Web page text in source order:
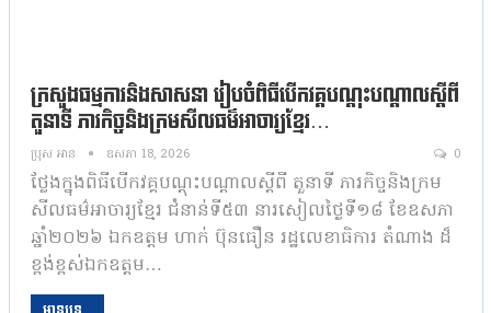
ក្រសួងធម្មការនិងសាសនា រៀបចំពិធីបើកវគ្គបណ្ដុះបណ្ដាលស្ដីពី
តួនាទី ភារកិច្ចនិងក្រមសីលធម៌អាចារ្យខ្មែរ…
ប្រុស អាន ឧសភា 18, 2026 0
ថ្លែងក្នុងពិធីបើកវគ្គបណ្ដុះបណ្ដាលស្ដីពី តួនាទី ភារកិច្ចនិងក្រម
សីលធម៌អាចារ្យខ្មែរ ជំនាន់ទី៥៣ នារសៀលថ្ងៃទី១៨ ខែឧសភា
ឆ្នាំ២០២៦ ឯកឧត្តម ហាក់ ប៊ុនធឿន រដ្ឋលេខាធិការ តំណាង ដ៏
ខ្ពង់ខ្ពស់ឯកឧត្តម…